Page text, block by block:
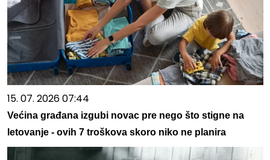
15. 07. 2026 07:44
Većina građana izgubi novac pre nego što stigne na
letovanje - ovih 7 troškova skoro niko ne planira